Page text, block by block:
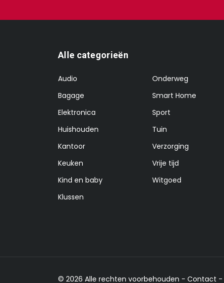
Alle categorieën
Audio
Bagage
Elektronica
Huishouden
Kantoor
Keuken
Kind en baby
Klussen
Onderweg
Smart Home
Sport
Tuin
Verzorging
Vrije tijd
Witgoed
© 2026 Alle rechten voorbehouden - Contact -